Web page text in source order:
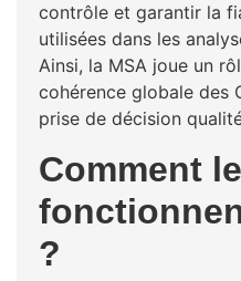
contrôle et garantir la
utilisées dans les
Ainsi, la MSA joue un
cohérence globale des
prise de décision
Comment
?